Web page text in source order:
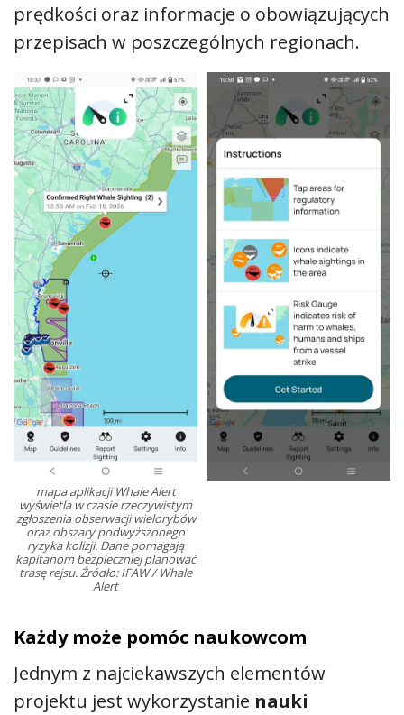
prędkości oraz informacje o obowiązujących
przepisach w poszczególnych regionach.
mapa aplikacji Whale Alert
wyświetla w czasie rzeczywistym
zgłoszenia obserwacji wielorybów
oraz obszary podwyższonego
ryzyka kolizji. Dane pomagają
kapitanom bezpieczniej planować
trasę rejsu. Źródło: IFAW / Whale
Alert
Każdy może pomóc naukowcom
Jednym z najciekawszych elementów
projektu jest wykorzystanie nauki